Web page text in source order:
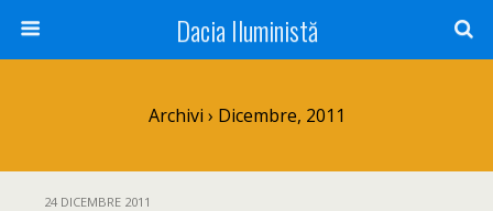
Dacia Iluministă
Archivi › Dicembre, 2011
24 DICEMBRE 2011